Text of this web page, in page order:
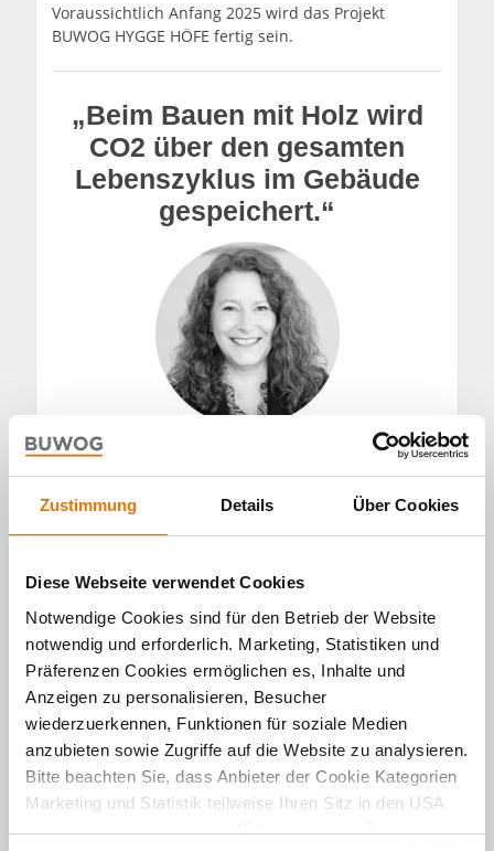
Zustimmung Details Über Cookies
Diese Webseite verwendet Cookies
Notwendige Cookies sind für den Betrieb der Website
notwendig und erforderlich. Marketing, Statistiken und
Präferenzen Cookies ermöglichen es, Inhalte und
Anzeigen zu personalisieren, Besucher
wiederzuerkennen, Funktionen für soziale Medien
anzubieten sowie Zugriffe auf die Website zu analysieren.
Bitte beachten Sie, dass Anbieter der Cookie Kategorien
Marketing und Statistik teilweise Ihren Sitz in den USA
haben und mitunter in den USA kein mit der EU
Voraussichtlich Anfang 2025 wird das Projekt
BUWOG HYGGE HÖFE fertig sein.
„Beim Bauen mit Holz wird
CO2 über den gesamten
Lebenszyklus im Gebäude
gespeichert.“
Diese Beiträge könnten Sie
Holzbau
Podcast:Koalition für Holzbau – „Holzbau ist
Politisch“
Architects für Future:Wie gelingt die
Bauwende für mehr Nachhaltigkeit?